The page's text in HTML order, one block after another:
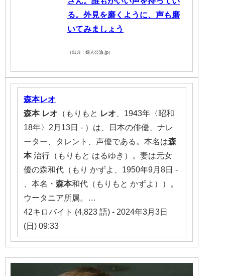
る。外見を磨くように、声も磨
いてみましょう
（出典：婦人公論.jp）
森本レオ
森本 レオ （もりもと レオ 、1943年〈昭和
18年〉2月13日 - ）は、日本の俳優、ナレ
ーター、タレント、声優である。本名は森
本治行（もりもと はるゆき）。妻は元女
優の森和代（もり かずよ、1950年9月8日 -
、本名・ 森本和代（もりもと かずよ））。
ウータニア所属。…
42キロバイト (4,823 語) - 2024年3月3日
(日) 09:33